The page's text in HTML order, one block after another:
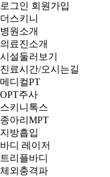
로그인 회원가입
더스키니
병원소개
의료진소개
시설둘러보기
진료시간/오시는길
메디컬PT
OPT주사
스키니톡스
종아리MPT
지방흡입
바디 레이저
트리플바디
체외충격파